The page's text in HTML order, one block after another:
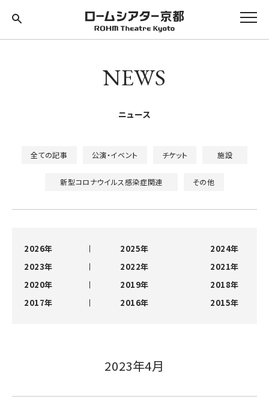
NEWS
ニュース
全ての記事 公演・イベント チケット 施設
新型コロナウイルス感染症関連 その他
2026年 2025年
2024年
2023年
2022年
2021年
2020年
2019年
2018年
2017年
2016年 2015年
2023年4月